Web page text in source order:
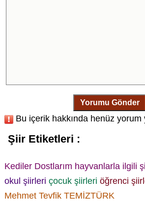
Yorumu Gönder
Bu içerik hakkında henüz yorum
Şiir Etiketleri :
Kediler Dostlarım hayvanlarla ilgili
okul şiirleri çocuk şiirleri öğrenci
Mehmet Tevfik TEMİZTÜRK